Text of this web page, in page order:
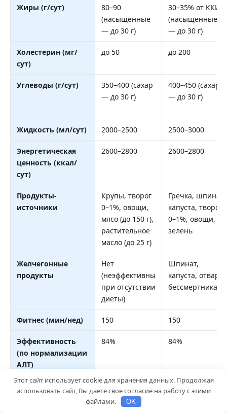
Жиры (г/сут)
80–90
(насыщенные
— до 30 г)
30–35% от ККИ
(насыщенные
— до 30 г)
Холестерин (мг/
сут)
до 50 до 200
Углеводы (г/сут)
350–400 (сахар
— до 30 г)
400–450 (сахар
— до 30 г)
Жидкость (мл/сут) 2000–2500 2500–3000
Энергетическая
ценность (ккал/
сут)
2600–2800 2600–2800
Продукты-
источники
Крупы, творог
0–1%, овощи,
мясо (до 150 г),
растительное
масло (до 25 г)
Гречка, шпинат,
капуста, творог
0–1%, овощи,
зелень
Желчегонные
продукты
Нет
(неэффективны
при отсутствии
диеты)
Шпинат,
капуста, отвар
бессмертника
Фитнес (мин/нед) 150 150
Эффективность
(по нормализации
АЛТ)
84% 84%
Риск ухудшения
12% 12%
Этот сайт использует cookie для хранения данных. Продолжая
использовать сайт, Вы даете свое согласие на работу с этими
файлами.
OK